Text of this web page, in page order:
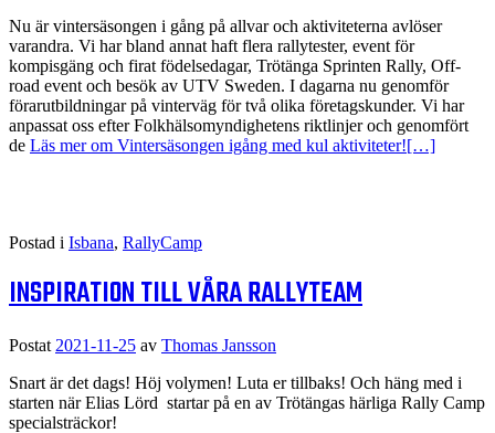
Nu är vintersäsongen i gång på allvar och aktiviteterna avlöser
varandra. Vi har bland annat haft flera rallytester, event för
kompisgäng och firat födelsedagar, Trötänga Sprinten Rally, Off-
road event och besök av UTV Sweden. I dagarna nu genomför
förarutbildningar på vinterväg för två olika företagskunder. Vi har
anpassat oss efter Folkhälsomyndighetens riktlinjer och genomfört
de Läs mer om Vintersäsongen igång med kul aktiviteter![…]
Postad i Isbana, RallyCamp
INSPIRATION TILL VÅRA RALLYTEAM
Postat 2021-11-25 av Thomas Jansson
Snart är det dags! Höj volymen! Luta er tillbaks! Och häng med i
starten när Elias Lörd startar på en av Trötängas härliga Rally Camp
specialsträckor!